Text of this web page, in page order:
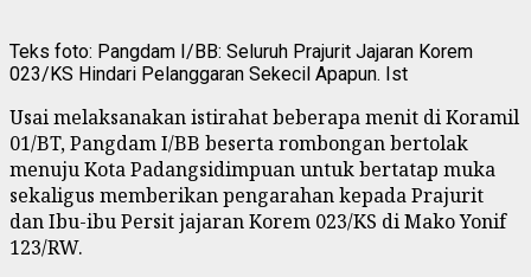
Teks foto: Pangdam I/BB: Seluruh Prajurit Jajaran Korem
023/KS Hindari Pelanggaran Sekecil Apapun. Ist
Usai melaksanakan istirahat beberapa menit di Koramil
01/BT, Pangdam I/BB beserta rombongan bertolak
menuju Kota Padangsidimpuan untuk bertatap muka
sekaligus memberikan pengarahan kepada Prajurit
dan Ibu-ibu Persit jajaran Korem 023/KS di Mako Yonif
123/RW.